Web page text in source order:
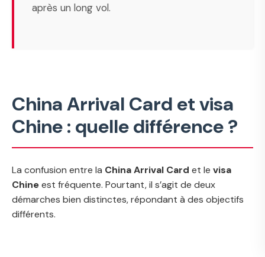
après un long vol.
China Arrival Card et visa
Chine : quelle différence ?
La confusion entre la China Arrival Card et le visa
Chineest fréquente. Pourtant, il s’agit de deux
démarches bien distinctes, répondant à des objectifs
différents.